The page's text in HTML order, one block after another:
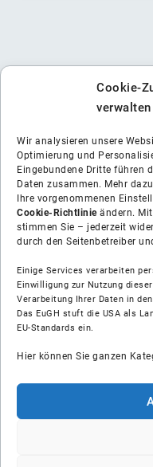
Cookie-
verwalten
Wir analysieren unsere
Optimierung und
Eingebundene Dritte führen
Daten zusammen. Mehr
Ihre vorgenommenen
Cookie-Richtlinieändern. Mit
stimmen Sie – jederzeit
durch den Seitenbetreiber
Einige Services verarbeiten
Einwilligung zur Nutzung
Verarbeitung Ihrer Daten in
Das EuGH stuft die USA als
EU-Standards ein.
Hier können Sie ganzen
Über uns
Soziale Medien